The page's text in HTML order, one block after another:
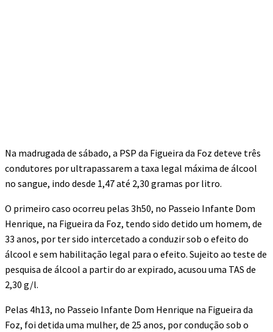
Na madrugada de sábado, a PSP da Figueira da Foz deteve três
condutores por ultrapassarem a taxa legal máxima de álcool
no sangue, indo desde 1,47 até 2,30 gramas por litro.
O primeiro caso ocorreu pelas 3h50, no Passeio Infante Dom
Henrique, na Figueira da Foz, tendo sido detido um homem, de
33 anos, por ter sido intercetado a conduzir sob o efeito do
álcool e sem habilitação legal para o efeito. Sujeito ao teste de
pesquisa de álcool a partir do ar expirado, acusou uma TAS de
2,30 g/l.
Pelas 4h13, no Passeio Infante Dom Henrique na Figueira da
Foz, foi detida uma mulher, de 25 anos, por condução sob o